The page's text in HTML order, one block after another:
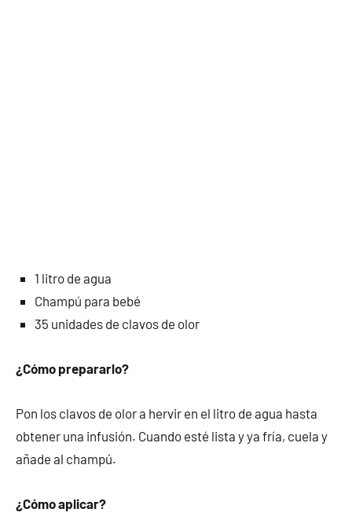
1 litro de agua
Champú para bebé
35 unidades de clavos de olor
¿Cómo prepararlo?
Pon los clavos de olor a hervir en el litro de agua hasta
obtener una infusión. Cuando esté lista y ya fría, cuela y
añade al champú.
¿Cómo aplicar?